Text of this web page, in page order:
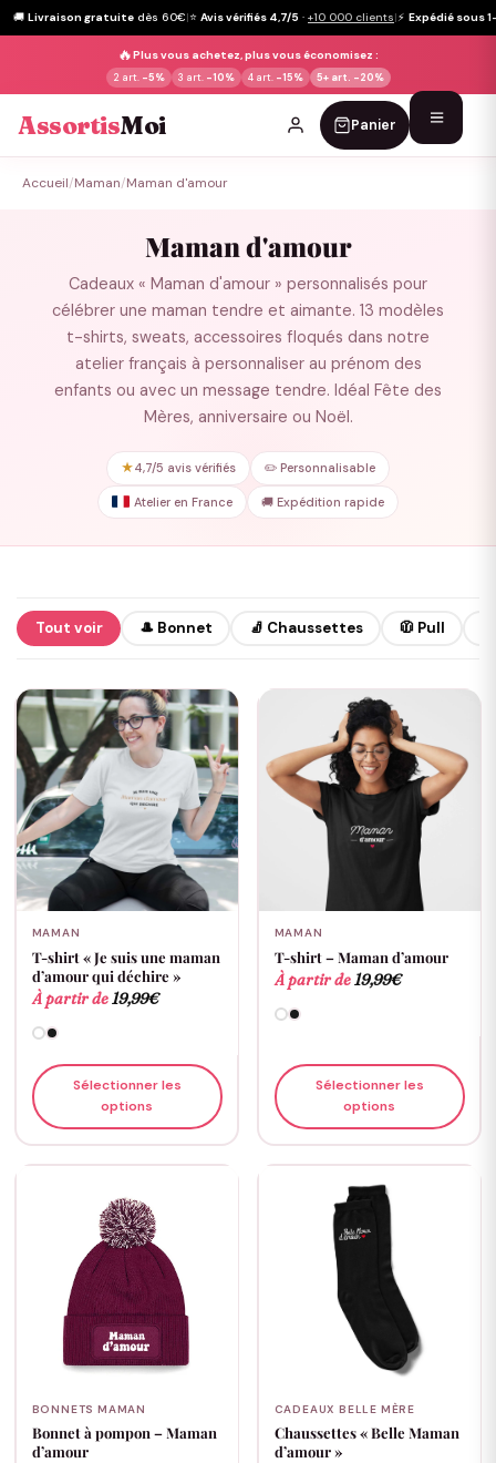
🚚 Livraison gratuite dès 60€|⭐ Avis vérifiés 4,7/5 · +10 000 clients|⚡ Expédié sous
🔥Plus vous achetez, plus vous économisez :
2 art. -5% 3 art. -10% 4 art. -15% 5+ art. -20%
AssortisMoi Panier
Accueil/Maman/Maman d'amour
Maman d'amour
Cadeaux « Maman d'amour » personnalisés pour
célébrer une maman tendre et aimante. 13 modèles
t-shirts, sweats, accessoires floqués dans notre
atelier français à personnaliser au prénom des
enfants ou avec un message tendre. Idéal Fête des
Mères, anniversaire ou Noël.
★4,7/5 avis vérifiés ✏️ Personnalisable
Atelier en France 🚚 Expédition rapide
Tout voir 🎩 Bonnet 🧦 Chaussettes 🧥 Pull
MAMAN
T-shirt « Je suis une maman
d’amour qui déchire »
À partir de19,99€
Sélectionner les
options
MAMAN
T-shirt – Maman d’amour
À partir de19,99€
Sélectionner les
options
BONNETS MAMAN
Bonnet à pompon – Maman
d’amour
CADEAUX BELLE MÈRE
Chaussettes « Belle Maman
d’amour »